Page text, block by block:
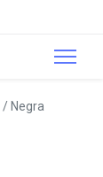
/ Negra